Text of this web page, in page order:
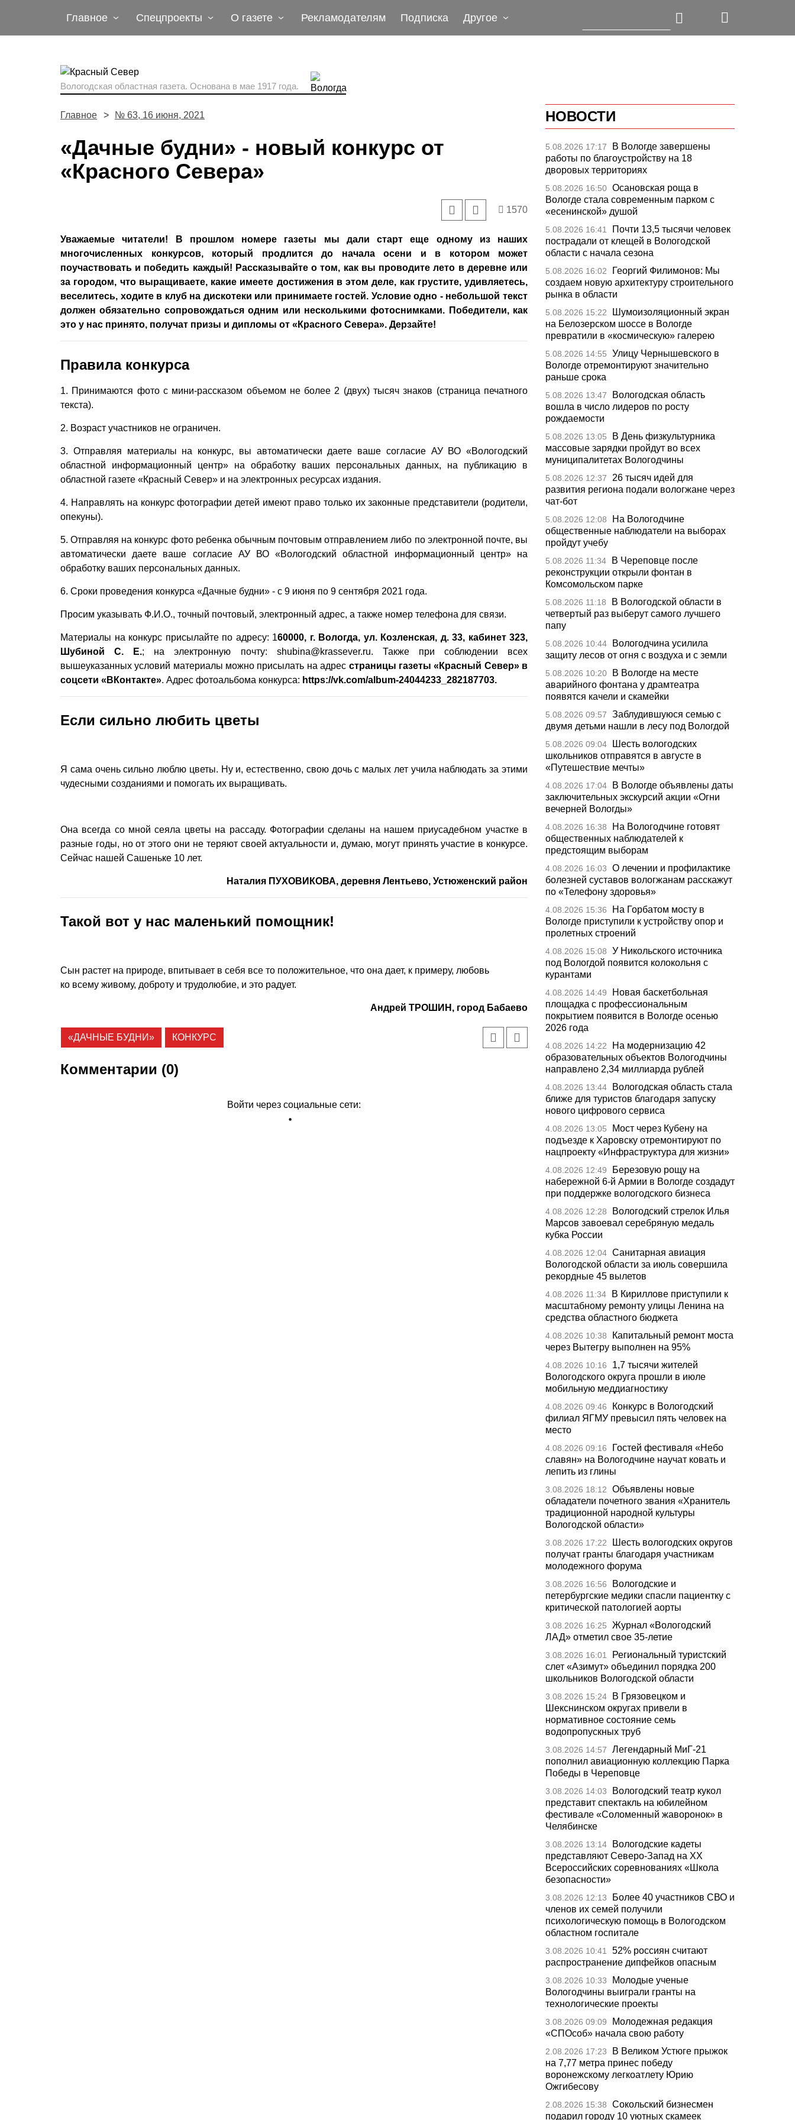
Главное Спецпроекты О газете Рекламодателям Подписка Другое
Вологодская областная газета. Основана в мае 1917 года.
Главное № 63, 16 июня, 2021
«Дачные будни» - новый конкурс от
«Красного Севера»
1570
Уважаемые читатели! В прошлом номере газеты мы дали старт еще одному из наших
многочисленных конкурсов, который продлится до начала осени и в котором может
поучаствовать и победить каждый! Рассказывайте о том, как вы проводите лето в деревне или
за городом, что выращиваете, какие имеете достижения в этом деле, как грустите, удивляетесь,
веселитесь, ходите в клуб на дискотеки или принимаете гостей. Условие одно - небольшой текст
должен обязательно сопровождаться одним или несколькими фотоснимками. Победители, как
это у нас принято, получат призы и дипломы от «Красного Севера». Дерзайте!
Правила конкурса
1. Принимаются фото с мини-рассказом объемом не более 2 (двух) тысяч знаков (страница печатного
текста).
2. Возраст участников не ограничен.
3. Отправляя материалы на конкурс, вы автоматически даете ваше согласие АУ ВО «Вологодский
областной информационный центр» на обработку ваших персональных данных, на публикацию в
областной газете «Красный Север» и на электронных ресурсах издания.
4. Направлять на конкурс фотографии детей имеют право только их законные представители (родители,
опекуны).
5. Отправляя на конкурс фото ребенка обычным почтовым отправлением либо по электронной почте, вы
автоматически даете ваше согласие АУ ВО «Вологодский областной информационный центр» на
обработку ваших персональных данных.
6. Сроки проведения конкурса «Дачные будни» - с 9 июня по 9 сентября 2021 года.
Просим указывать Ф.И.О., точный почтовый, электронный адрес, а также номер телефона для связи.
Материалы на конкурс присылайте по адресу: 160000, г. Вологда, ул. Козленская, д. 33, кабинет 323,
Шубиной С. Е.; на электронную почту: shubina@krassever.ru. Также при соблюдении всех
вышеуказанных условий материалы можно присылать на адрес страницы газеты «Красный Север» в
соцсети «ВКонтакте». Адрес фотоальбома конкурса: https://vk.com/album-24044233_282187703.
Если сильно любить цветы
Я сама очень сильно люблю цветы. Ну и, естественно, свою дочь с малых лет учила наблюдать за этими
чудесными созданиями и помогать их выращивать.
Она всегда со мной сеяла цветы на рассаду. Фотографии сделаны на нашем приусадебном участке в
разные годы, но от этого они не теряют своей актуальности и, думаю, могут принять участие в конкурсе.
Сейчас нашей Сашеньке 10 лет.
Наталия ПУХОВИКОВА, деревня Лентьево, Устюженский район
Такой вот у нас маленький помощник!
Сын растет на природе, впитывает в себя все то положительное, что она дает, к примеру, любовь
ко всему живому, доброту и трудолюбие, и это радует.
Андрей ТРОШИН, город Бабаево
«ДАЧНЫЕ БУДНИ» КОНКУРС
Комментарии (0)
Войти через социальные сети:
НОВОСТИ
5.08.2026 17:17
В Вологде завершены
работы по благоустройству на 18
дворовых территориях
5.08.2026 16:50 Осановская роща в
Вологде стала современным парком с
«есенинской» душой
5.08.2026 16:41
Почти 13,5 тысячи человек
пострадали от клещей в Вологодской
области с начала сезона
5.08.2026 16:02
Георгий Филимонов: Мы
создаем новую архитектуру строительного
рынка в области
5.08.2026 15:22
Шумоизоляционный экран
на Белозерском шоссе в Вологде
превратили в «космическую» галерею
5.08.2026 14:55
Улицу Чернышевского в
Вологде отремонтируют значительно
раньше срока
5.08.2026 13:47
Вологодская область
вошла в число лидеров по росту
рождаемости
5.08.2026 13:05
В День физкультурника
массовые зарядки пройдут во всех
муниципалитетах Вологодчины
5.08.2026 12:37
26 тысяч идей для
развития региона подали вологжане через
чат-бот
5.08.2026 12:08
На Вологодчине
общественные наблюдатели на выборах
пройдут учебу
5.08.2026 11:34
В Череповце после
реконструкции открыли фонтан в
Комсомольском парке
5.08.2026 11:18
В Вологодской области в
четвертый раз выберут самого лучшего
папу
5.08.2026 10:44
Вологодчина усилила
защиту лесов от огня с воздуха и с земли
5.08.2026 10:20
В Вологде на месте
аварийного фонтана у драмтеатра
появятся качели и скамейки
5.08.2026 09:57
Заблудившуюся семью с
двумя детьми нашли в лесу под Вологдой
5.08.2026 09:04
Шесть вологодских
школьников отправятся в августе в
«Путешествие мечты»
4.08.2026 17:04
В Вологде объявлены даты
заключительных экскурсий акции «Огни
вечерней Вологды»
4.08.2026 16:38
На Вологодчине готовят
общественных наблюдателей к
предстоящим выборам
4.08.2026 16:03
О лечении и профилактике
болезней суставов вологжанам расскажут
по «Телефону здоровья»
4.08.2026 15:36
На Горбатом мосту в
Вологде приступили к устройству опор и
пролетных строений
4.08.2026 15:08
У Никольского источника
под Вологдой появится колокольня с
курантами
4.08.2026 14:49
Новая баскетбольная
площадка с профессиональным
покрытием появится в Вологде осенью
2026 года
4.08.2026 14:22
На модернизацию 42
образовательных объектов Вологодчины
направлено 2,34 миллиарда рублей
4.08.2026 13:44
Вологодская область стала
ближе для туристов благодаря запуску
нового цифрового сервиса
4.08.2026 13:05
Мост через Кубену на
подъезде к Харовску отремонтируют по
нацпроекту «Инфраструктура для жизни»
4.08.2026 12:49
Березовую рощу на
набережной 6-й Армии в Вологде создадут
при поддержке вологодского бизнеса
4.08.2026 12:28
Вологодский стрелок Илья
Марсов завоевал серебряную медаль
кубка России
4.08.2026 12:04 Санитарная авиация
Вологодской области за июль совершила
рекордные 45 вылетов
4.08.2026 11:34
В Кириллове приступили к
масштабному ремонту улицы Ленина на
средства областного бюджета
4.08.2026 10:38
Капитальный ремонт моста
через Вытегру выполнен на 95%
4.08.2026 10:16
1,7 тысячи жителей
Вологодского округа прошли в июле
мобильную меддиагностику
4.08.2026 09:46
Конкурс в Вологодский
филиал ЯГМУ превысил пять человек на
место
4.08.2026 09:16
Гостей фестиваля «Небо
славян» на Вологодчине научат ковать и
лепить из глины
3.08.2026 18:12
Объявлены новые
обладатели почетного звания «Хранитель
традиционной народной культуры
Вологодской области»
3.08.2026 17:22
Шесть вологодских округов
получат гранты благодаря участникам
молодежного форума
3.08.2026 16:56
Вологодские и
петербургские медики спасли пациентку с
критической патологией аорты
3.08.2026 16:25
Журнал «Вологодский
ЛАД» отметил свое 35-летие
3.08.2026 16:01
Региональный туристский
слет «Азимут» объединил порядка 200
школьников Вологодской области
3.08.2026 15:24
В Грязовецком и
Шекснинском округах привели в
нормативное состояние семь
водопропускных труб
3.08.2026 14:57
Легендарный МиГ-21
пополнил авиационную коллекцию Парка
Победы в Череповце
3.08.2026 14:03
Вологодский театр кукол
представит спектакль на юбилейном
фестивале «Соломенный жаворонок» в
Челябинске
3.08.2026 13:14
Вологодские кадеты
представляют Северо-Запад на XX
Всероссийских соревнованиях «Школа
безопасности»
3.08.2026 12:13
Более 40 участников СВО и
членов их семей получили
психологическую помощь в Вологодском
областном госпитале
3.08.2026 10:41
52% россиян считают
распространение дипфейков опасным
3.08.2026 10:33
Молодые ученые
Вологодчины выиграли гранты на
технологические проекты
3.08.2026 09:09
Молодежная редакция
«СПОсоб» начала свою работу
2.08.2026 17:23
В Великом Устюге прыжок
на 7,77 метра принес победу
воронежскому легкоатлету Юрию
Ожгибесову
2.08.2026 15:38
Сокольский бизнесмен
подарил городу 10 уютных скамеек